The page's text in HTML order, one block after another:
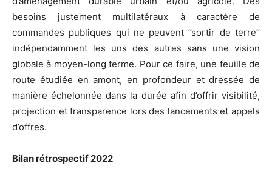
besoins justement multilatéraux à caractère de
commandes publiques qui ne peuvent ’’sortir de terre’’
indépendamment les uns des autres sans une vision
globale à moyen-long terme. Pour ce faire, une feuille de
route étudiée en amont, en profondeur et dressée de
manière échelonnée dans la durée afin d’offrir visibilité,
projection et transparence lors des lancements et appels
d’offres.
Bilan rétrospectif 2022